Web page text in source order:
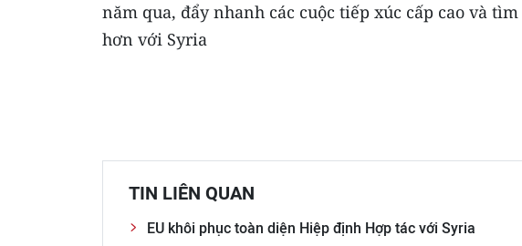
năm qua, đẩy nhanh các cuộc tiếp xúc cấp cao và
hơn với Syria
TIN LIÊN QUAN
EU khôi phục toàn diện Hiệp định Hợp tác với Syria